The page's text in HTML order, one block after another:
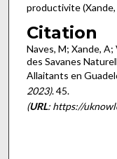
productivite (Xande,
Citation
Naves, M; Xande,
des Savanes
Allaitants en
2023). 45.
(URL: https://